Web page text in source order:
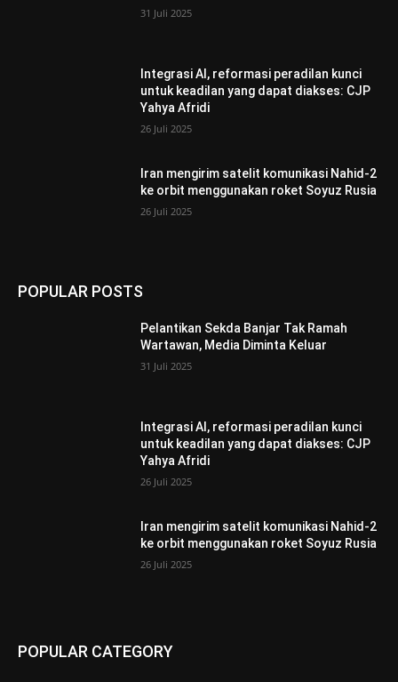
31 Juli 2025
Integrasi AI, reformasi peradilan kunci
untuk keadilan yang dapat diakses: CJP
Yahya Afridi
26 Juli 2025
Iran mengirim satelit komunikasi Nahid-2
ke orbit menggunakan roket Soyuz Rusia
26 Juli 2025
POPULAR POSTS
Pelantikan Sekda Banjar Tak Ramah
Wartawan, Media Diminta Keluar
31 Juli 2025
Integrasi AI, reformasi peradilan kunci
untuk keadilan yang dapat diakses: CJP
Yahya Afridi
26 Juli 2025
Iran mengirim satelit komunikasi Nahid-2
ke orbit menggunakan roket Soyuz Rusia
26 Juli 2025
POPULAR CATEGORY